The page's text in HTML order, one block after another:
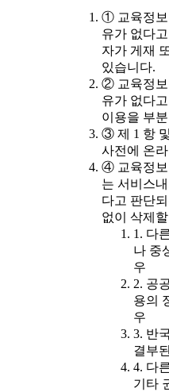
① 교육정보
유가 없다
자가 게재
있습니다.
② 교육정보
유가 없다
이용을 부
③ 제 1 항
사전에 온
④ 교육정보
는 서비스
다고 판단
없이 삭제
1. 다
나 중
우
2. 공
용의
우
3. 반
결부
4. 다
기타